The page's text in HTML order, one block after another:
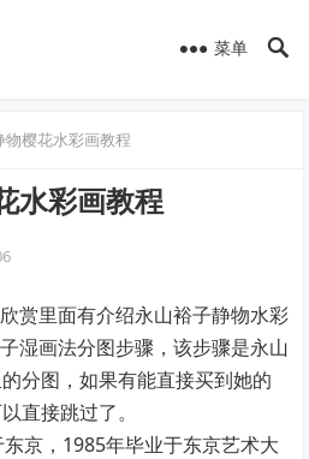
菜单
物樱花水彩画教程
水彩画教程
赏里面有介绍永山裕子静物水彩
湿画法分图步骤，该步骤是永山
分图，如果有能直接买到她的
直接跳过了。
京，1985年毕业于东京艺术大